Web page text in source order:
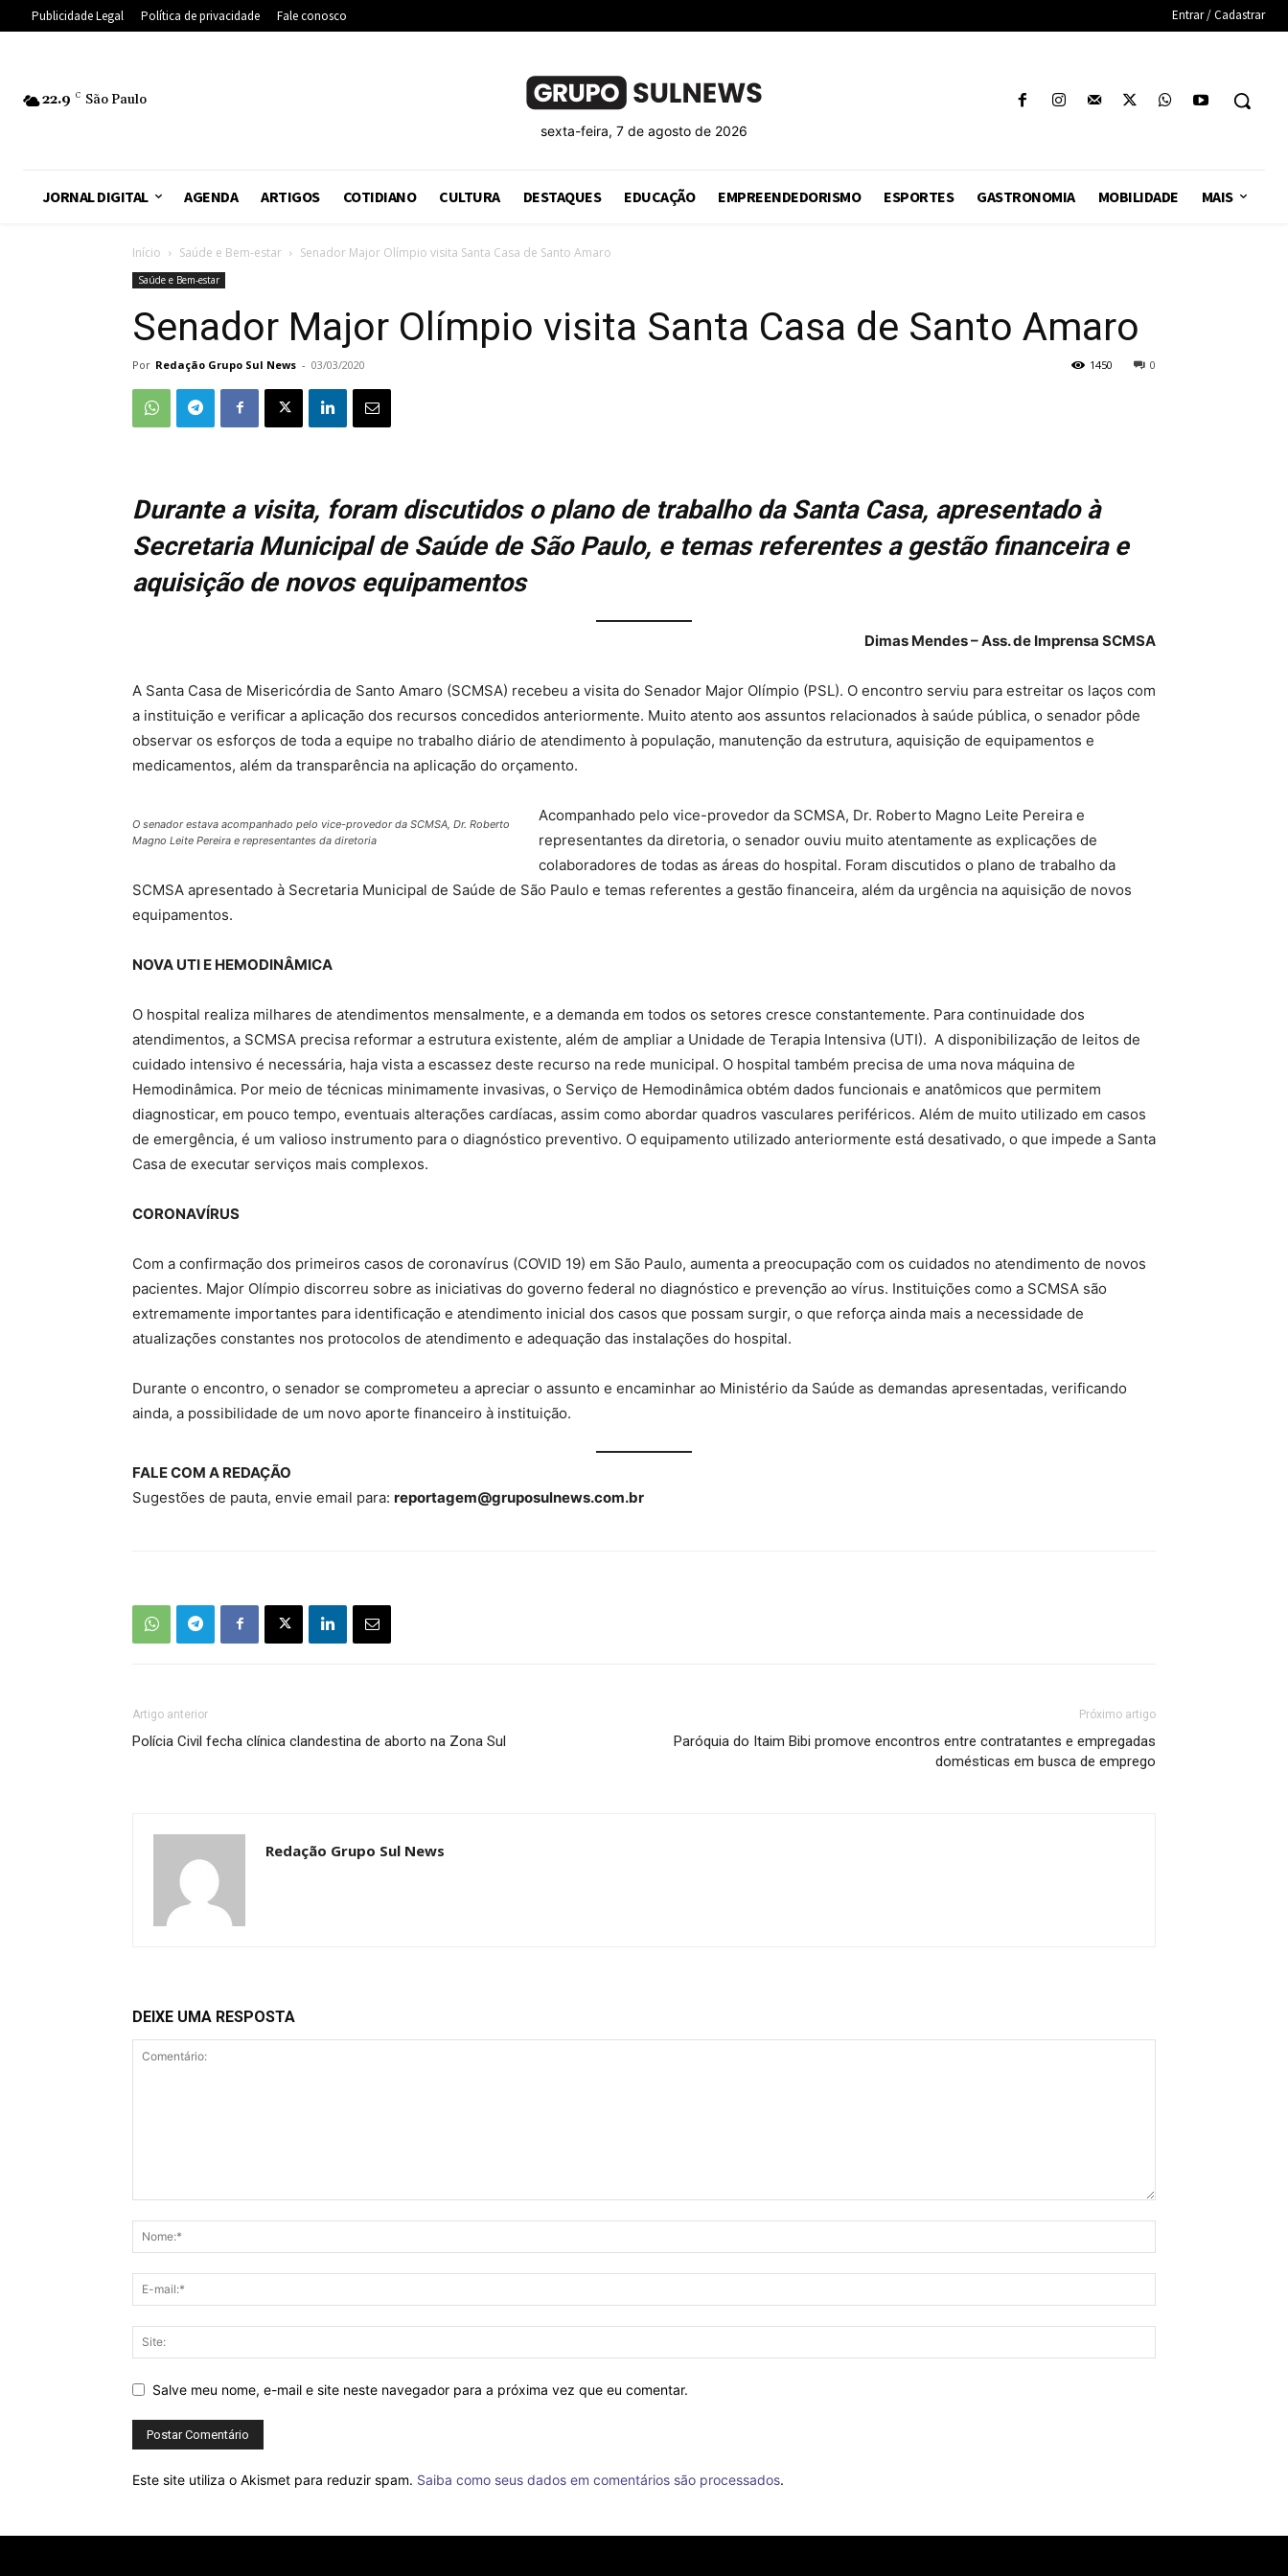
Publicidade Legal Política de privacidade Fale conosco Entrar / Cadastrar
22.9 C São Paulo
sexta-feira, 7 de agosto de 2026
JORNAL DIGITAL AGENDA ARTIGOS COTIDIANO CULTURA DESTAQUES EDUCAÇÃO EMPREENDEDORISMO ESPORTES GASTRONOMIA MOBILIDADE MAIS
Início Saúde e Bem-estar Senador Major Olímpio visita Santa Casa de Santo Amaro
Saúde e Bem-estar
Senador Major Olímpio visita Santa Casa de Santo Amaro
Por Redação Grupo Sul News - 03/03/2020 0
1450
Durante a visita, foram discutidos o plano de trabalho da Santa Casa, apresentado à
Secretaria Municipal de Saúde de São Paulo, e temas referentes a gestão financeira e
aquisição de novos equipamentos
Dimas Mendes – Ass. de Imprensa SCMSA
A Santa Casa de Misericórdia de Santo Amaro (SCMSA) recebeu a visita do Senador Major Olímpio (PSL). O encontro serviu para estreitar os laços com
a instituição e verificar a aplicação dos recursos concedidos anteriormente. Muito atento aos assuntos relacionados à saúde pública, o senador pôde
observar os esforços de toda a equipe no trabalho diário de atendimento à população, manutenção da estrutura, aquisição de equipamentos e
medicamentos, além da transparência na aplicação do orçamento.
O senador estava acompanhado pelo vice-provedor da SCMSA, Dr. Roberto
Magno Leite Pereira e representantes da diretoria
Acompanhado pelo vice-provedor da SCMSA, Dr. Roberto Magno Leite Pereira e
representantes da diretoria, o senador ouviu muito atentamente as explicações de
colaboradores de todas as áreas do hospital. Foram discutidos o plano de trabalho da
SCMSA apresentado à Secretaria Municipal de Saúde de São Paulo e temas referentes a gestão financeira, além da urgência na aquisição de novos
equipamentos.
NOVA UTI E HEMODINÂMICA
O hospital realiza milhares de atendimentos mensalmente, e a demanda em todos os setores cresce constantemente. Para continuidade dos
atendimentos, a SCMSA precisa reformar a estrutura existente, além de ampliar a Unidade de Terapia Intensiva (UTI). A disponibilização de leitos de
cuidado intensivo é necessária, haja vista a escassez deste recurso na rede municipal. O hospital também precisa de uma nova máquina de
Hemodinâmica. Por meio de técnicas minimamente invasivas, o Serviço de Hemodinâmica obtém dados funcionais e anatômicos que permitem
diagnosticar, em pouco tempo, eventuais alterações cardíacas, assim como abordar quadros vasculares periféricos. Além de muito utilizado em casos
de emergência, é um valioso instrumento para o diagnóstico preventivo. O equipamento utilizado anteriormente está desativado, o que impede a Santa
Casa de executar serviços mais complexos.
CORONAVÍRUS
Com a confirmação dos primeiros casos de coronavírus (COVID 19) em São Paulo, aumenta a preocupação com os cuidados no atendimento de novos
pacientes. Major Olímpio discorreu sobre as iniciativas do governo federal no diagnóstico e prevenção ao vírus. Instituições como a SCMSA são
extremamente importantes para identificação e atendimento inicial dos casos que possam surgir, o que reforça ainda mais a necessidade de
atualizações constantes nos protocolos de atendimento e adequação das instalações do hospital.
Durante o encontro, o senador se comprometeu a apreciar o assunto e encaminhar ao Ministério da Saúde as demandas apresentadas, verificando
ainda, a possibilidade de um novo aporte financeiro à instituição.
FALE COM A REDAÇÃO
Sugestões de pauta, envie email para: reportagem@gruposulnews.com.br
Artigo anterior
Polícia Civil fecha clínica clandestina de aborto na Zona Sul
Próximo artigo
Paróquia do Itaim Bibi promove encontros entre contratantes e empregadas
domésticas em busca de emprego
Redação Grupo Sul News
DEIXE UMA RESPOSTA
Salve meu nome, e-mail e site neste navegador para a próxima vez que eu comentar.
Este site utiliza o Akismet para reduzir spam. Saiba como seus dados em comentários são processados.